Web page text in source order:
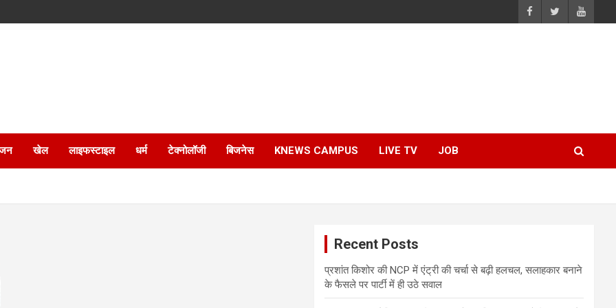
खेल लाइफस्टाइल धर्म टेक्नोलॉजी बिजनेस KNEWS CAMPUS LIVE TV JOB
Recent Posts
प्रशांत किशोर की NCP में एंट्री की चर्चा से बढ़ी हलचल, सलाहकार बनाने
के फैसले पर पार्टी में ही उठे सवाल